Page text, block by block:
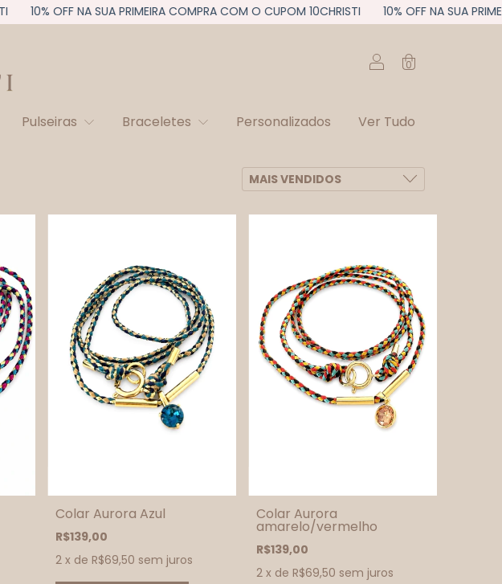
10% OFF NA SUA PRIMEIRA COMPRA COM O CUPOM 10CHRISTI 10% OFF NA SUA
0
Pulseiras Braceletes Personalizados Ver Tudo
Colar Aurora Azul
R$139,00
2 x de R$69,50 sem juros
Colar Aurora
amarelo/vermelho
R$139,00
2 x de R$69,50 sem juros